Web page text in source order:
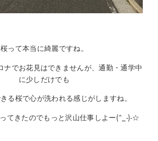
桜って本当に綺麗ですね。
ナでお花見はできませんが、通勤・通学中
に少しだけでも
る桜で心が洗われる感じがしますね。
てきたのでもっと沢山仕事しよー(^_-)-☆